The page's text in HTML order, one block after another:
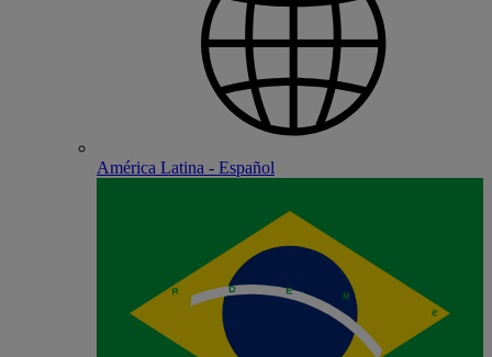
América Latina - Español